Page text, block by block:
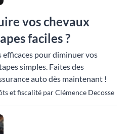
vos chevaux
faciles ?
efficaces pour diminuer vos
simples. Faites des
auto dès maintenant !
et fiscalité par Clémence Decosse